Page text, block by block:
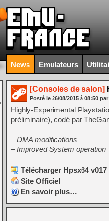
News Emulateurs
[Consoles de salon]
Posté le 26/08/2015 à 08:50 par
Highly-Experimental
préliminaire), codé par
– DMA modifications
– Improved System operation
Télécharger Hpsx64 v017
Site Officiel
En savoir plus…